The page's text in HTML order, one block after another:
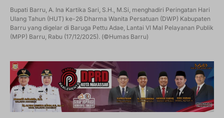
Bupati Barru, A. Ina Kartika Sari, S.H., M.Si, menghadiri Peringatan Hari
Ulang Tahun (HUT) ke-26 Dharma Wanita Persatuan (DWP) Kabupaten
Barru yang digelar di Baruga Pettu Adae, Lantai VI Mal Pelayanan Publik
(MPP) Barru, Rabu (17/12/2025). (©Humas Barru)